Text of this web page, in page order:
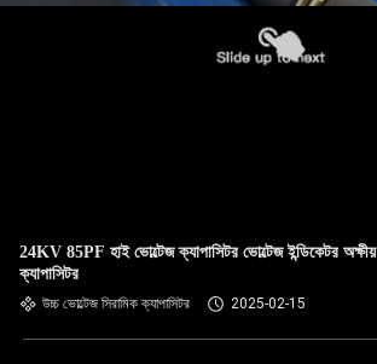
24KV 85PF হাই ভোল্টেজ ক্যাপাসিটর ভোল্টেজ ইন্ডিকেটর
ক্যাপাসিটর
উচ্চ ভোল্টেজ সিরামিক ক্যাপাসিটর 2025-02-15